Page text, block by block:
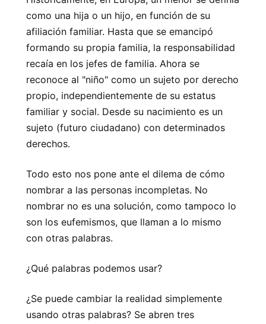
como una hija o un hijo, en función de su
afiliación familiar. Hasta que se emancipó
formando su propia familia, la responsabilidad
recaía en los jefes de familia. Ahora se
reconoce al "niño" como un sujeto por derecho
propio, independientemente de su estatus
familiar y social. Desde su nacimiento es un
sujeto (futuro ciudadano) con determinados
derechos.
Todo esto nos pone ante el dilema de cómo
nombrar a las personas incompletas. No
nombrar no es una solución, como tampoco lo
son los eufemismos, que llaman a lo mismo
con otras palabras.
¿Qué palabras podemos usar?
¿Se puede cambiar la realidad simplemente
usando otras palabras? Se abren tres